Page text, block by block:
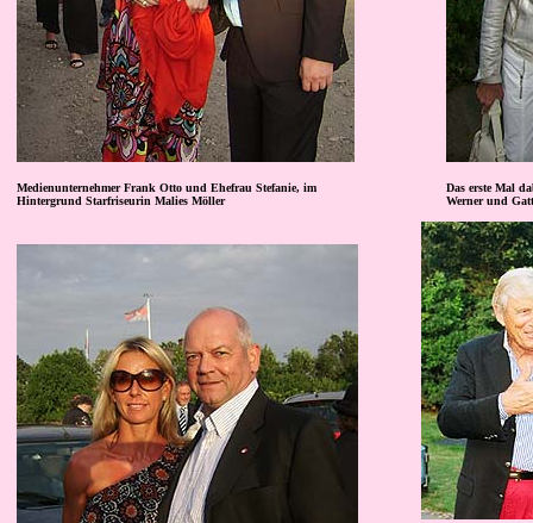
Medienunternehmer Frank Otto und Ehefrau Stefanie, im
Hintergrund Starfriseurin Malies Möller
Das erste Mal
Werner und